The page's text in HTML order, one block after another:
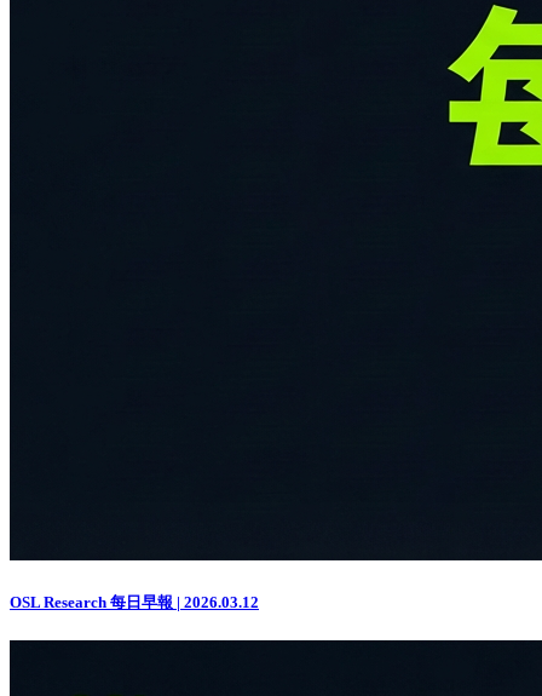
OSL Research 每日早報 | 2026.03.12